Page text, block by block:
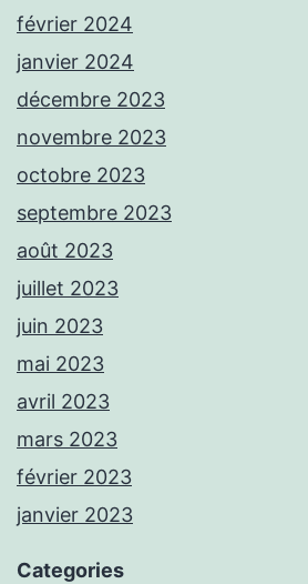
février 2024
janvier 2024
décembre 2023
novembre 2023
octobre 2023
septembre 2023
août 2023
juillet 2023
juin 2023
mai 2023
avril 2023
mars 2023
février 2023
janvier 2023
Categories